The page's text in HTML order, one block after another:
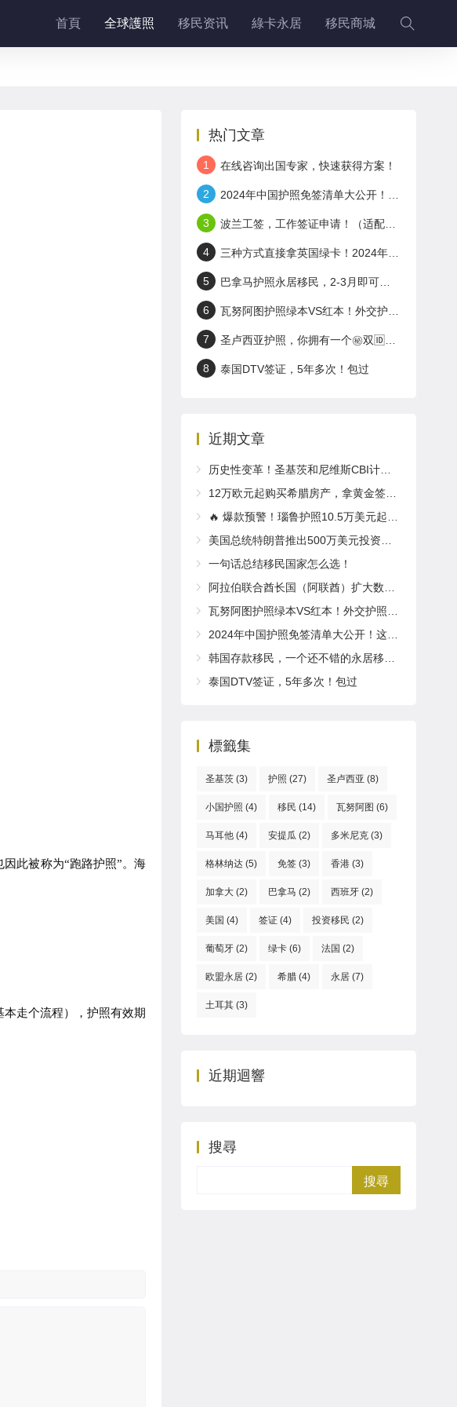
首頁 全球護照 移民资讯 綠卡永居 移民商城
此被称为“跑路护照”。海
走个流程），护照有效期
热门文章
1 在线咨询出国专家，快速获得方案！
2 2024年中国护照免签清单大公开！这些国家说走就走！
3 波兰工签，工作签证申请！（适配+岛国护照）
4 三种方式直接拿英国绿卡！2024年英国工签申请！
5 巴拿马护照永居移民，2-3月即可拿身份！无门槛！
6 瓦努阿图护照绿本VS红本！外交护照了解一下～
7 圣卢西亚护照，你拥有一个㊙️双🆔有多香!
8 泰国DTV签证，5年多次！包过
近期文章
历史性变革！圣基茨和尼维斯CBI计划2025年推出全新“居住体验”要求
12万欧元起购买希腊房产，拿黄金签证享欧盟永居！
🔥 爆款预警！瑙鲁护照10.5万美元起入籍！免签英国/爱尔兰！
美国总统特朗普推出500万美元投资移民“金卡”计划，拿绿卡，获得公民身份，计划取代EB-5！
一句话总结移民国家怎么选！
阿拉伯联合酋长国（阿联酋）扩大数字内容创作者黄金签证项目
瓦努阿图护照绿本VS红本！外交护照了解一下～
2024年中国护照免签清单大公开！这些国家说走就走！
韩国存款移民，一个还不错的永居移民项目！
泰国DTV签证，5年多次！包过
標籤集
圣基茨 (3) 护照 (27) 圣卢西亚 (8)
小国护照 (4) 移民 (14) 瓦努阿图 (6)
马耳他 (4) 安提瓜 (2) 多米尼克 (3)
格林纳达 (5) 免签 (3) 香港 (3)
加拿大 (2) 巴拿马 (2) 西班牙 (2)
美国 (4) 签证 (4) 投资移民 (2)
葡萄牙 (2) 绿卡 (6) 法国 (2)
欧盟永居 (2) 希腊 (4) 永居 (7)
土耳其 (3)
近期迴響
搜尋